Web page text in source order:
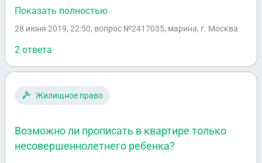
Ему навстречу выезжает легковая машина,
зафиксировала и установила вину легковой
машины. У водителя частично поврежден мопед.
водителя повреждено ребро, рука и колено( ушибы и
свой счёт? Водитель легковой машины должен
покрыть ущерб здоровью? Спасибо
Показать полностью
28 июня 2019, 22:50, вопрос №2417035, марина, г. Москва
2 ответа
Жилищное право
Возможно ли прописать в квартире только
несовершеннолетнего ребенка?